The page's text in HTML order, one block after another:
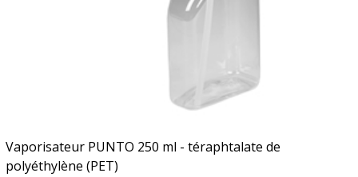
Vaporisateur PUNTO 250 ml - téraphtalate de
polyéthylène (PET)